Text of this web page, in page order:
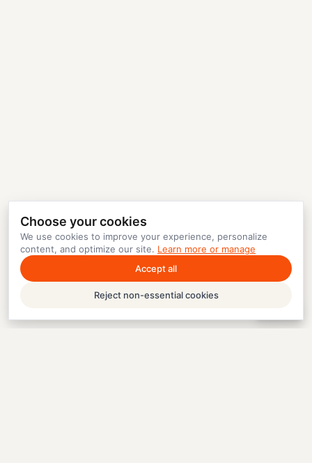
Choose your cookies
We use cookies to improve your experience, personalize
content, and optimize our site. Learn more or manage
Accept all
Reject non-essential cookies